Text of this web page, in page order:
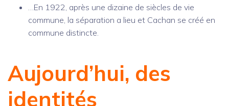
…En 1922, après une dizaine de siècles de vie
commune, la séparation a lieu et Cachan se créé en
commune distincte.
Aujourd’hui, des
identités